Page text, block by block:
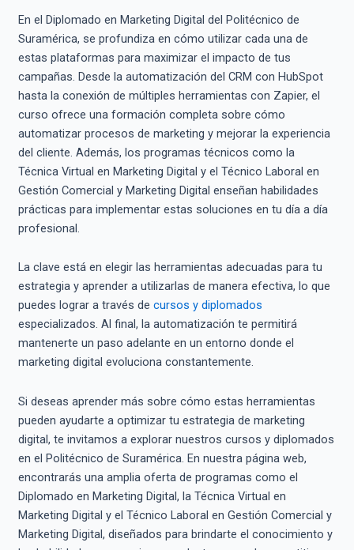
En el Diplomado en Marketing Digital del Politécnico de
Suramérica, se profundiza en cómo utilizar cada una de
estas plataformas para maximizar el impacto de tus
campañas. Desde la automatización del CRM con HubSpot
hasta la conexión de múltiples herramientas con Zapier, el
curso ofrece una formación completa sobre cómo
automatizar procesos de marketing y mejorar la experiencia
del cliente. Además, los programas técnicos como la
Técnica Virtual en Marketing Digital y el Técnico Laboral en
Gestión Comercial y Marketing Digital enseñan habilidades
prácticas para implementar estas soluciones en tu día a día
profesional.
La clave está en elegir las herramientas adecuadas para tu
estrategia y aprender a utilizarlas de manera efectiva, lo que
puedes lograr a través de cursos y diplomados
especializados. Al final, la automatización te permitirá
mantenerte un paso adelante en un entorno donde el
marketing digital evoluciona constantemente.
Si deseas aprender más sobre cómo estas herramientas
pueden ayudarte a optimizar tu estrategia de marketing
digital, te invitamos a explorar nuestros cursos y diplomados
en el Politécnico de Suramérica. En nuestra página web,
encontrarás una amplia oferta de programas como el
Diplomado en Marketing Digital, la Técnica Virtual en
Marketing Digital y el Técnico Laboral en Gestión Comercial y
Marketing Digital, diseñados para brindarte el conocimiento y